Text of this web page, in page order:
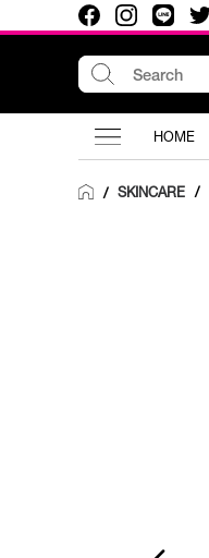
HOME
/ SKINCARE /